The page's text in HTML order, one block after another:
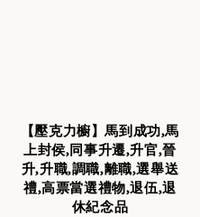
【壓克力櫥】馬到成功,馬
上封侯,同事升遷,升官,晉
升,升職,調職,離職,選舉送
禮,高票當選禮物,退伍,退
休紀念品